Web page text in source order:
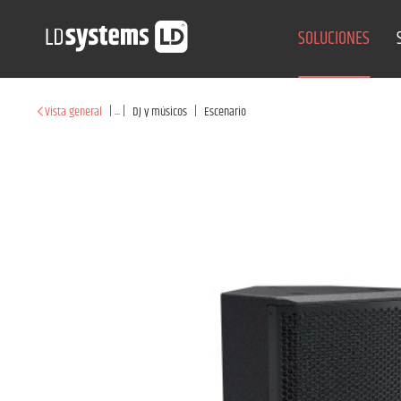
SOLUCIONES
Vista general |...| DJ y músicos | Escenario